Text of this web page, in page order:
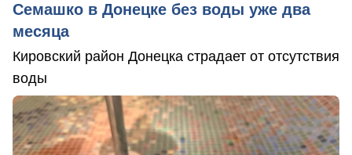
Семашко в Донецке без воды уже два
месяца
Кировский район Донецка страдает от отсутствия
воды